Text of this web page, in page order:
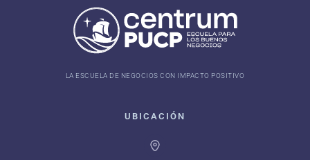
LA ESCUELA DE NEGOCIOS CON IMPACTO POSITIVO
UBICACIÓN